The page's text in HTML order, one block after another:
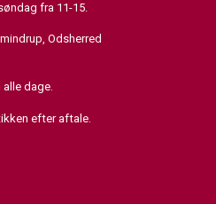
fra 11-15.
Odsherred
dage.
efter aftale.